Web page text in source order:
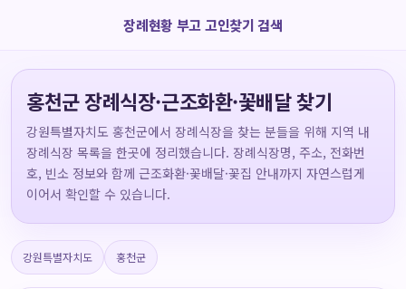
장례현황 부고 고인찾기 검색
홍천군 장례식장·근조화환·꽃배달 찾기
강원특별자치도 홍천군에서 장례식장을 찾는 분들을 위해 지역 내
장례식장 목록을 한곳에 정리했습니다. 장례식장명, 주소, 전화번
호, 빈소 정보와 함께 근조화환·꽃배달·꽃집 안내까지 자연스럽게
이어서 확인할 수 있습니다.
강원특별자치도 홍천군